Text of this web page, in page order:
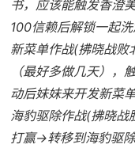
书，应该能触发香澄
100信赖后解锁一起
新菜单作战(拂晓战
（最好多做几天），
动后妹妹来开发新菜
海豹驱除作战(拂晓
打赢→转移到海豹驱